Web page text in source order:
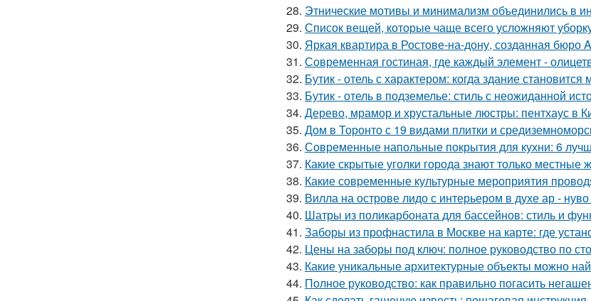
28. Этнические мотивы и минимализм объединились в
29. Список вещей, которые чаще всего усложняют
30. Яркая квартира в Ростове-на-дону, созданная бюро
31. Современная гостиная, где каждый элемент -
32. Бутик - отель с характером: когда здание становится
33. Бутик - отель в подземелье: стиль с неожиданной
34. Дерево, мрамор и хрустальные люстры: пентхаус в
35. Дом в Торонто с 19 видами плитки и
36. Современные напольные покрытия для кухни: 6
37. Какие скрытые уголки города знают только местные
38. Какие современные культурные мероприятия
39. Вилла на острове лидо с интерьером в духе ар -
40. Шатры из поликарбоната для бассейнов: стиль и
41. Заборы из профнастила в Москве на карте: где
42. Цены на заборы под ключ: полное руководство по
43. Какие уникальные архитектурные объекты можно
44. Полное руководство: как правильно погасить